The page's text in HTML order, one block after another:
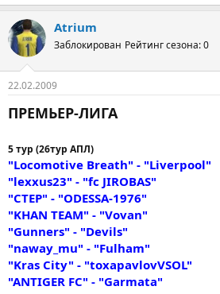
Atrium
Заблокирован Рейтинг сезона: 0
22.02.2009
ПРЕМЬЕР-ЛИГА
5 тур (26тур АПЛ)
"Locomotive Breath" - "Liverpool"
"lexxus23" - "fc JIROBAS"
"CTEP" - "ODESSA-1976"
"KHAN TEAM" - "Vovan"
"Gunners" - "Devils"
"naway_mu" - "Fulham"
"Kras City" - "toxapavlovVSOL"
"ANTIGER FC" - "Garmata"